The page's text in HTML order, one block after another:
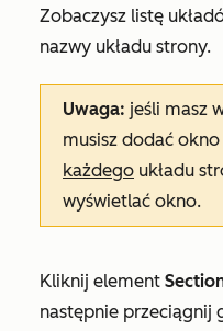
Zobaczysz listę
nazwy układu strony.
Uwaga: jeśli masz
musisz dodać
każdego układu
wyświetlać okno.
Kliknij element
następnie przeciągnij